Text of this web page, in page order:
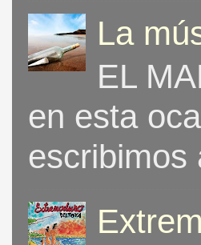
La
EL
en esta
escribimos